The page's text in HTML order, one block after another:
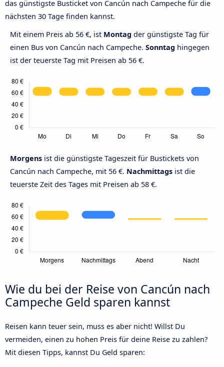
das günstigste Busticket von Cancún nach Campeche für die
nächsten 30 Tage finden kannst.
Mit einem Preis ab 56 €, ist Montag der günstigste Tag für
einen Bus von Cancún nach Campeche. Sonntag hingegen
ist der teuerste Tag mit Preisen ab 56 €.
Morgens ist die günstigste Tageszeit für Bustickets von
Cancún nach Campeche, mit 56 €. Nachmittags ist die
teuerste Zeit des Tages mit Preisen ab 58 €.
Wie du bei der Reise von Cancún nach
Campeche Geld sparen kannst
Reisen kann teuer sein, muss es aber nicht! Willst Du
vermeiden, einen zu hohen Preis für deine Reise zu zahlen?
Mit diesen Tipps, kannst Du Geld sparen: